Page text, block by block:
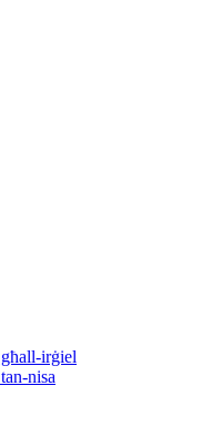
irġiel
nisa